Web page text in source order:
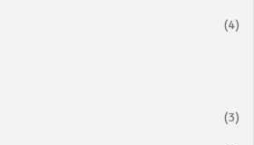
(4)
(3)